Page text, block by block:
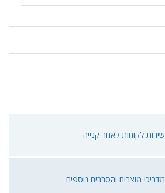
שירות לקוחות לאחר קנייה
מדריכי מוצרים והסברים נוספים